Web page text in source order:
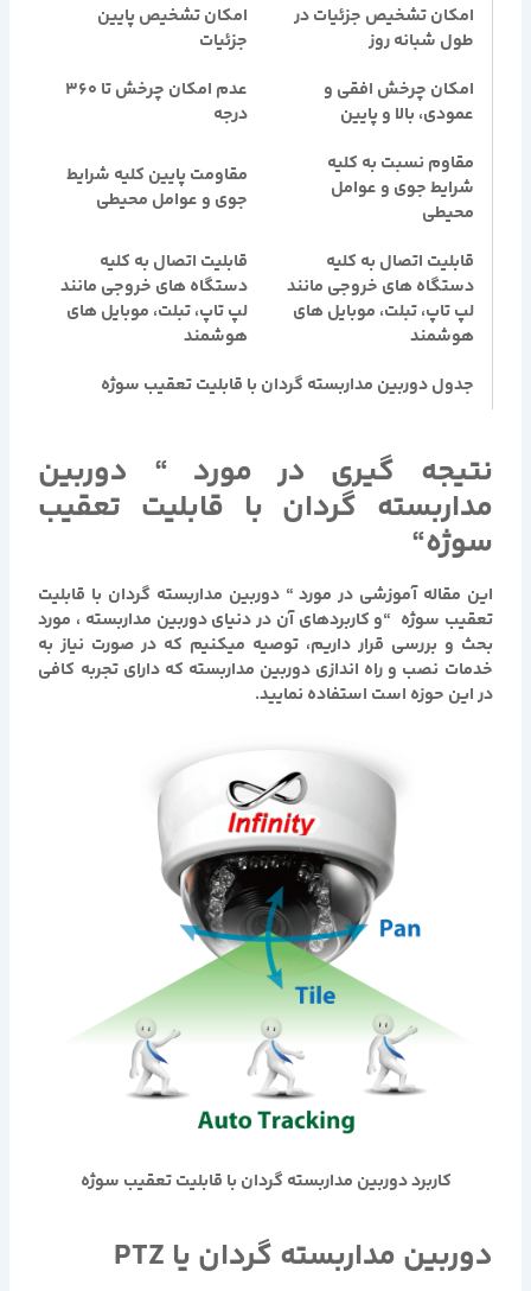
امکان تشخیص جزئیات در
طول شبانه روز
امکان تشخیص پایین
جزئیات
امکان چرخش افقی و
عمودی، بالا و پایین
عدم امکان چرخش تا 360
درجه
مقاوم نسبت به کلیه
شرایط جوی و عوامل
محیطی
مقاومت پایین کلیه شرایط
جوی و عوامل محیطی
قابلیت اتصال به کلیه
دستگاه های خروجی مانند
لپ تاپ، تبلت، موبایل های
هوشمند
قابلیت اتصال به کلیه
دستگاه های خروجی مانند
لپ تاپ، تبلت، موبایل های
هوشمند
جدولدوربین مداربسته گردان با قابلیت تعقیب سوژه
نتیجه گیری در مورد “ دوربین
مداربسته گردان با قابلیت تعقیب
سوژه“
این مقاله آموزشی در مورد “ دوربین مداربسته گردان با قابلیت
تعقیب سوژه “و کاربردهای آن در دنیای دوربین مداربسته ، مورد
بحث و بررسی قرار داریم، توصیه میکنیم که در صورت نیاز به
خدمات نصب و راه اندازی دوربین مداربسته که دارای تجربه کافی
در این حوزه است استفاده نمایید.
کاربرد دوربین مداربسته گردان با قابلیت تعقیب سوژه
دوربین مداربسته گردان یا PTZ